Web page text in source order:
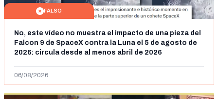
FALSO
No, este vídeo no muestra el impacto de una pieza del
Falcon 9 de SpaceX contra la Luna el 5 de agosto de
2026: circula desde al menos abril de 2026
06/08/2026